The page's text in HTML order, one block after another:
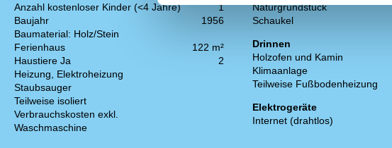
Anzahl kostenloser Kinder (<4 Jahre)
1
Baujahr
1956
Baumaterial: Holz/Stein
Ferienhaus
122 m²
Haustiere Ja
2
Heizung, Elektroheizung
Staubsauger
Teilweise isoliert
Verbrauchskosten exkl.
Waschmaschine
Naturgrundstück
Schaukel
Drinnen
Holzofen und Kamin
Klimaanlage
Teilweise Fußbodenheizung
Elektrogeräte
Internet (drahtlos)